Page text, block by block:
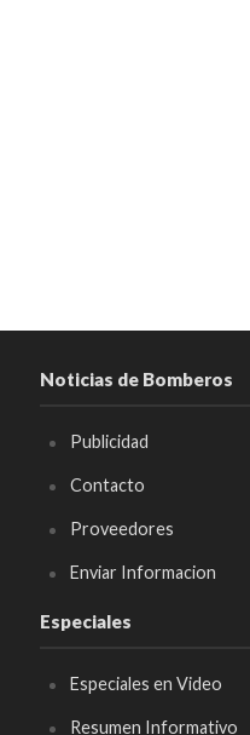
Noticias de Bomberos
Publicidad
Contacto
Proveedores
Enviar Informacion
Especiales
Especiales en Video
Resumen Informativo